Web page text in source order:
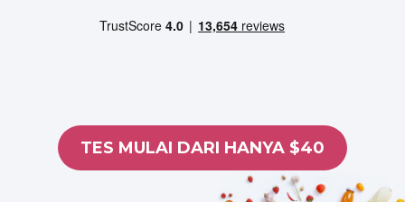
TES MULAI DARI HANYA $40